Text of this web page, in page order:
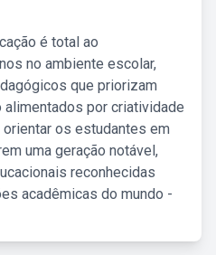
é total ao
no ambiente escolar,
que priorizam
por criatividade
os estudantes em
uma geração notável,
reconhecidas
acadêmicas do mundo -